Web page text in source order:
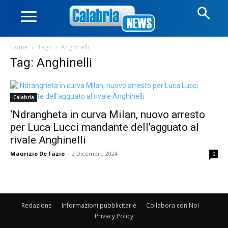
Home Tags Anghinelli
Tag: Anghinelli
Calabria
‘Ndrangheta in curva Milan, nuovo arresto
per Luca Lucci mandante dell’agguato al
rivale Anghinelli
Maurizio De Fazio - 2 Dicembre 2024 0
Redazione Informazioni pubblicitarie
Collabora con Noi
Privacy Policy